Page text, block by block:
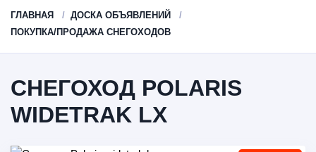
ГЛАВНАЯ
ДОСКА ОБЪЯВЛЕНИЙ
ПОКУПКА/ПРОДАЖА СНЕГОХОДОВ
СНЕГОХОД POLARIS
WIDETRAK LX